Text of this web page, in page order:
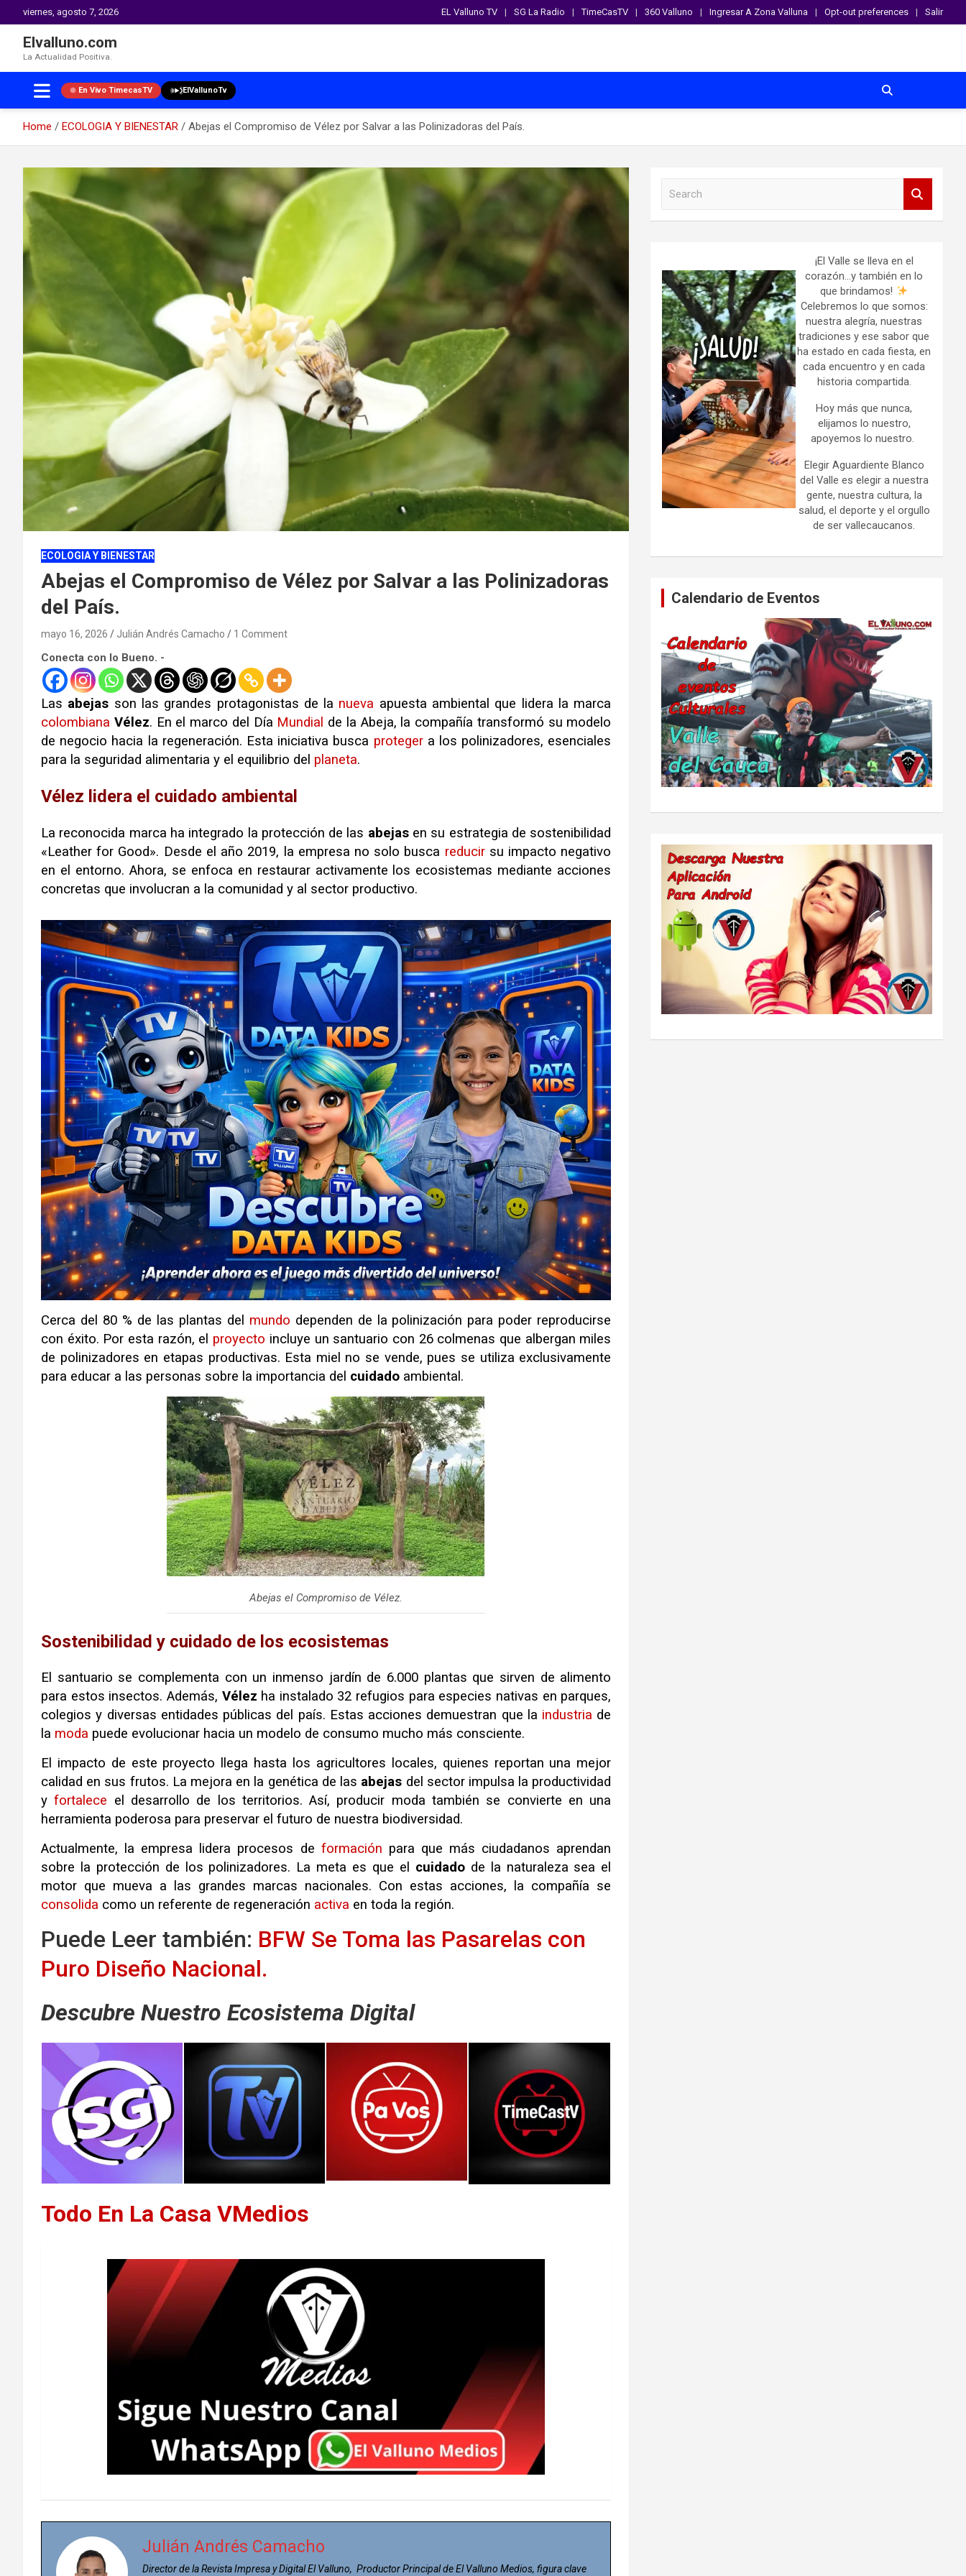
viernes, agosto 7, 2026 EL Valluno TV SG La Radio TimeCasTV 360 Valluno Ingresar A Zona Valluna Opt-out preferences Salir
Elvalluno.com
La Actualidad Positiva.
En Vivo TimecasTV ElVallunoTv
Home ECOLOGIA Y BIENESTAR
Abejas el Compromiso de Vélez por Salvar a las Polinizadoras del País.
content
ECOLOGIA Y BIENESTAR
Abejas el Compromiso de Vélez por Salvar a las Polinizadoras
del País.
mayo 16, 2026 Julián Andrés Camacho 1 Comment
Conecta con lo Bueno. -
Las abejas son las grandes protagonistas de la nueva apuesta ambiental que lidera la marca
colombiana Vélez. En el marco del Día Mundial de la Abeja, la compañía transformó su modelo
de negocio hacia la regeneración. Esta iniciativa busca protegera los polinizadores, esenciales
para la seguridad alimentaria y el equilibrio del planeta.
Vélez lidera el cuidado ambiental
La reconocida marca ha integrado la protección de las abejasen su estrategia de sostenibilidad
«Leather for Good». Desde el año 2019, la empresa no solo busca reducirsu impacto negativo
en el entorno. Ahora, se enfoca en restaurar activamente los ecosistemas mediante acciones
concretas que involucran a la comunidad y al sector productivo.
Cerca del 80 % de las plantas del mundo dependen de la polinización para poder reproducirse
con éxito. Por esta razón, el proyecto incluye un santuario con 26 colmenas que albergan miles
de polinizadores en etapas productivas. Esta miel no se vende, pues se utiliza exclusivamente
para educar a las personas sobre la importancia del cuidado ambiental.
Abejas el Compromiso de Vélez.
Sostenibilidad y cuidado de los ecosistemas
El santuario se complementa con un inmenso jardín de 6.000 plantas que sirven de alimento
para estos insectos. Además, Vélez ha instalado 32 refugios para especies nativas en parques,
colegios y diversas entidades públicas del país. Estas acciones demuestran que la industria de
la moda puede evolucionar hacia un modelo de consumo mucho más consciente.
El impacto de este proyecto llega hasta los agricultores locales, quienes reportan una mejor
calidad en sus frutos. La mejora en la genética de las abejas del sector impulsa la productividad
yfortalece el desarrollo de los territorios. Así, producir moda también se convierte en una
herramienta poderosa para preservar el futuro de nuestra biodiversidad.
Actualmente, la empresa lidera procesos de formación para que más ciudadanos aprendan
sobre la protección de los polinizadores. La meta es que el cuidadode la naturaleza sea el
motor que mueva a las grandes marcas nacionales. Con estas acciones, la compañía se
consolida como un referente de regeneración activa en toda la región.
Puede Leer también: BFW Se Toma las Pasarelas con
Puro Diseño Nacional.
Descubre Nuestro Ecosistema Digital
Todo En La Casa VMedios
Julián Andrés Camacho
Director de la Revista Impresa y Digital El Valluno, Productor Principal de El Valluno Medios, figura clave
¡El Valle se lleva en el
corazón…y también en lo
que brindamos!
Celebremos lo que somos:
nuestra alegría, nuestras
tradiciones y ese sabor que
ha estado en cada fiesta, en
cada encuentro y en cada
historia compartida.
Hoy más que nunca,
elijamos lo nuestro,
apoyemos lo nuestro.
Elegir Aguardiente Blanco
del Valle es elegir a nuestra
gente, nuestra cultura, la
salud, el deporte y el orgullo
de ser vallecaucanos.
Calendario de Eventos